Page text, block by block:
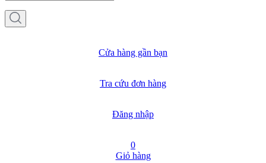
Cửa hàng gần bạn
Tra cứu đơn hàng
Đăng nhập
0
Giỏ hàng